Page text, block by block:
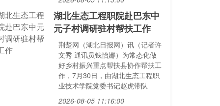
湖北生态工程职院赴巴东中
元子村调研驻村帮扶工作
荆楚网（湖北日报网）讯（记者许
文秀 通讯员钱怡娜）为常态化做
好乡村振兴重点帮扶县协作帮扶工
作，7月30日，由湖北生态工程职
业技术学院党委书记赵虎带队
2026-08-05 11:16:00